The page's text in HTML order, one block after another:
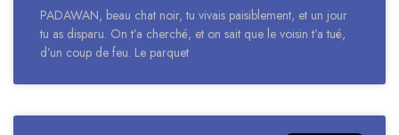
PADAWAN, beau chat noir, tu vivais paisiblement, et un jour
tu as disparu. On t’a cherché, et on sait que le voisin t’a tué,
d’un coup de feu. Le parquet